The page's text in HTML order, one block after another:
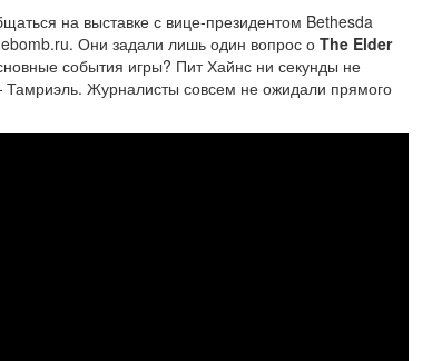
на выставке с вице-президентом Bethesda
Они задали лишь один вопрос оThe Elder
события игры? Пит Хайнс ни секунды не
Тамриэль. Журналисты совсем не ожидали прямого